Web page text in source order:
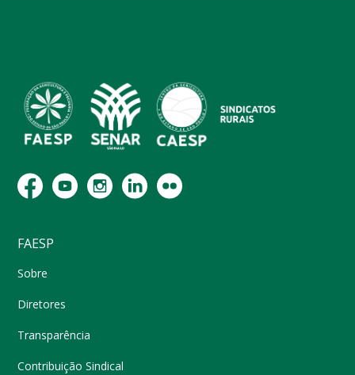
FAESP
Sobre
Diretores
Transparência
Contribuição Sindical